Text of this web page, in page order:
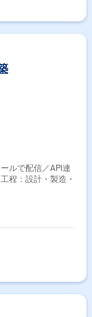
ルで配信／API連
程：設計・製造・